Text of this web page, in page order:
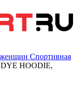
женщин Спортивная
HOODIE,